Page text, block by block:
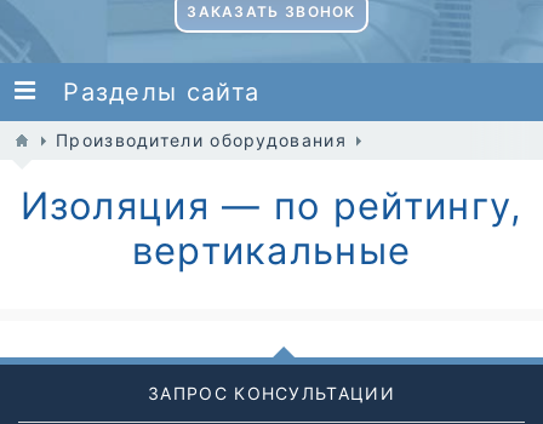
ЗАКАЗАТЬ ЗВОНОК
Разделы сайта
Производители оборудования
Изоляция — по рейтингу,
вертикальные
ЗАПРОС КОНСУЛЬТАЦИИ